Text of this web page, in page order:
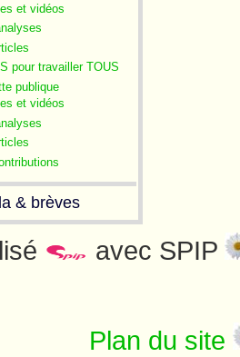
et vidéos
pour travailler TOUS
publique
et vidéos
& brèves
avec SPIP
Plan du site